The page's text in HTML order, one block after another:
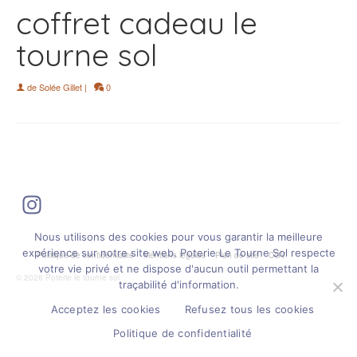
coffret cadeau le
tourne sol
deSolée Gillet | 0
Politique de confidentialité Mentions légales Plan de site
CGV
© 2026 Poterie le tourne sol
Nous utilisons des cookies pour vous garantir la meilleure
expérience sur notre site web. Poterie Le Tourne Sol respecte
votre vie privé et ne dispose d'aucun outil permettant la
traçabilité d'information.
Acceptez les cookies
Refusez tous les cookies
Politique de confidentialité